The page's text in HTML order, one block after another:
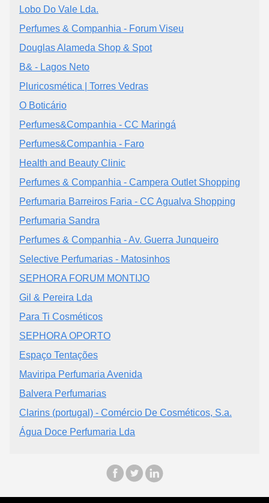
Lobo Do Vale Lda.
Perfumes & Companhia - Forum Viseu
Douglas Alameda Shop & Spot
B& - Lagos Neto
Pluricosmética | Torres Vedras
O Boticário
Perfumes&Companhia - CC Maringá
Perfumes&Companhia - Faro
Health and Beauty Clinic
Perfumes & Companhia - Campera Outlet Shopping
Perfumaria Barreiros Faria - CC Agualva Shopping
Perfumaria Sandra
Perfumes & Companhia - Av. Guerra Junqueiro
Selective Perfumarias - Matosinhos
SEPHORA FORUM MONTIJO
Gil & Pereira Lda
Para Ti Cosméticos
SEPHORA OPORTO
Espaço Tentações
Maviripa Perfumaria Avenida
Balvera Perfumarias
Clarins (portugal) - Comércio De Cosméticos, S.a.
Água Doce Perfumaria Lda